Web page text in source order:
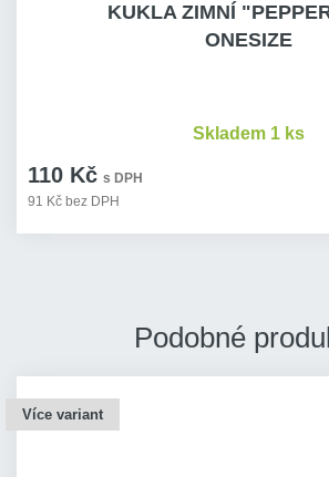
KUKLA ZIMNÍ
ONESIZE
110 Kč s DPH
91 Kč bez DPH
Skladem 1 ks
Podobné
Více variant